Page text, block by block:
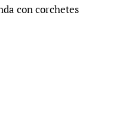
con corchetes